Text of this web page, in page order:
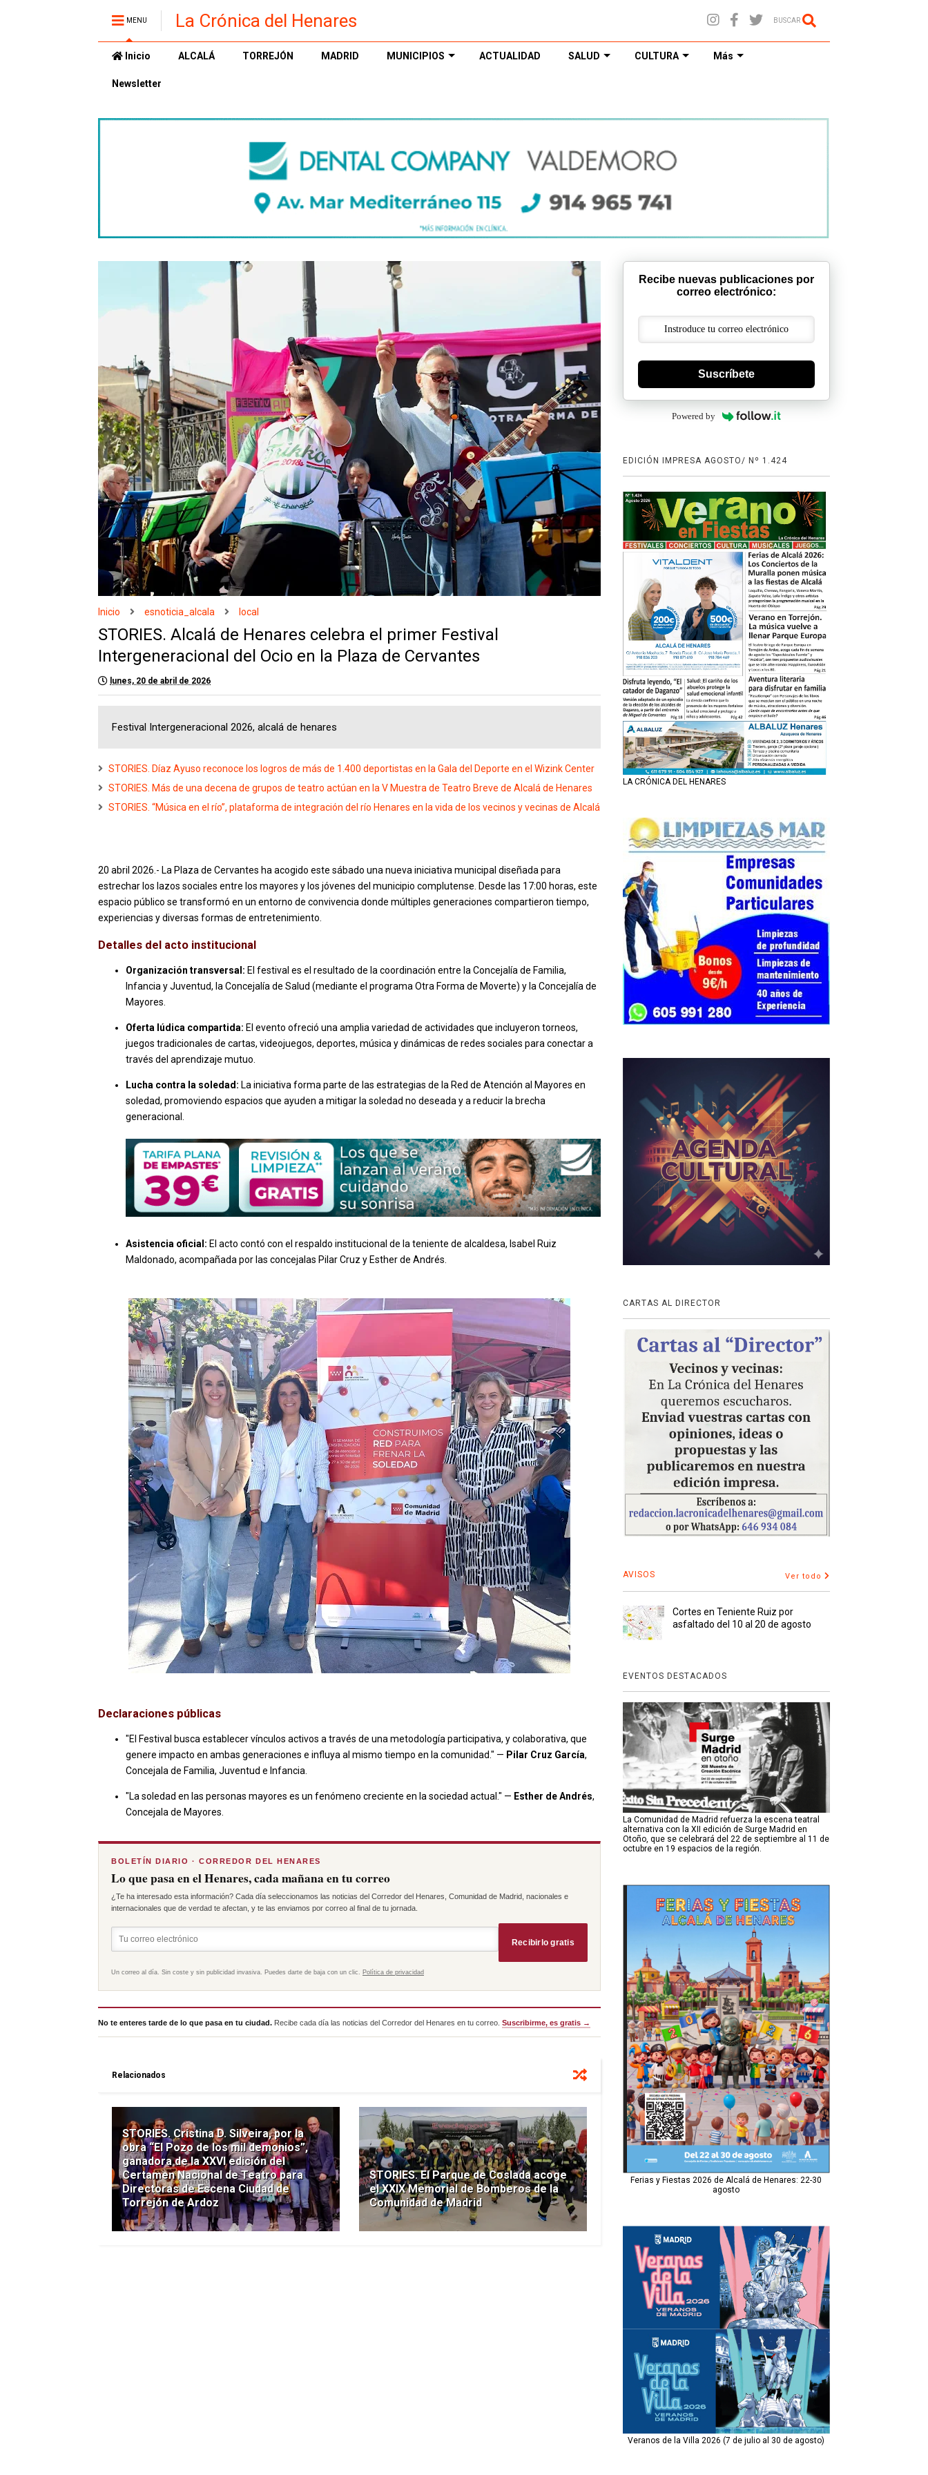
MENU La Crónica del Henares BUSCAR
Inicio ALCALÁ TORREJÓN MADRID MUNICIPIOS ACTUALIDAD SALUD CULTURA Más
Newsletter
Inicio esnoticia_alcala local
STORIES. Alcalá de Henares celebra el primer Festival
Intergeneracional del Ocio en la Plaza de Cervantes
lunes, 20 de abril de 2026
Festival Intergeneracional 2026, alcalá de henares
STORIES. Díaz Ayuso reconoce los logros de más de 1.400 deportistas en la Gala del Deporte en el Wizink Center
STORIES. Más de una decena de grupos de teatro actúan en la V Muestra de Teatro Breve de Alcalá de Henares
STORIES. “Música en el río”, plataforma de integración del río Henares en la vida de los vecinos y vecinas de Alcalá
20 abril 2026.- La Plaza de Cervantes ha acogido este sábado una nueva iniciativa municipal diseñada para
estrechar los lazos sociales entre los mayores y los jóvenes del municipio complutense. Desde las 17:00 horas, este
espacio público se transformó en un entorno de convivencia donde múltiples generaciones compartieron tiempo,
experiencias y diversas formas de entretenimiento.
Detalles del acto institucional
Organización transversal: El festival es el resultado de la coordinación entre la Concejalía de Familia,
Infancia y Juventud, la Concejalía de Salud (mediante el programa Otra Forma de Moverte) y la Concejalía de
Mayores.
Oferta lúdica compartida: El evento ofreció una amplia variedad de actividades que incluyeron torneos,
juegos tradicionales de cartas, videojuegos, deportes, música y dinámicas de redes sociales para conectar a
través del aprendizaje mutuo.
Lucha contra la soledad: La iniciativa forma parte de las estrategias de la Red de Atención al Mayores en
soledad, promoviendo espacios que ayuden a mitigar la soledad no deseada y a reducir la brecha
generacional.
Asistencia oficial: El acto contó con el respaldo institucional de la teniente de alcaldesa, Isabel Ruiz
Maldonado, acompañada por las concejalas Pilar Cruz y Esther de Andrés.
Declaraciones públicas
"El Festival busca establecer vínculos activos a través de una metodología participativa, y colaborativa, que
genere impacto en ambas generaciones e influya al mismo tiempo en la comunidad." — Pilar Cruz García,
Concejala de Familia, Juventud e Infancia.
"La soledad en las personas mayores es un fenómeno creciente en la sociedad actual." — Esther de Andrés,
Concejala de Mayores.
BOLETÍN DIARIO · CORREDOR DEL HENARES
Lo que pasa en el Henares, cada mañana en tu correo
¿Te ha interesado esta información? Cada día seleccionamos las noticias del Corredor del Henares, Comunidad de Madrid, nacionales e
internacionales que de verdad te afectan, y te las enviamos por correo al final de tu jornada.
Recibirlo gratis
Un correo al día. Sin coste y sin publicidad invasiva. Puedes darte de baja con un clic. Política de privacidad
No te enteres tarde de lo que pasa en tu ciudad. Recibe cada día las noticias del Corredor del Henares en tu correo. Suscribirme, es gratis →
Relacionados
STORIES. Cristina D. Silveira, por la
obra “El Pozo de los mil demonios”,
ganadora de la XXVI edición del
Certamen Nacional de Teatro para
Directoras de Escena Ciudad de
Torrejón de Ardoz
STORIES. El Parque de Coslada acoge
el XXIX Memorial de Bomberos de la
Comunidad de Madrid
Recibe nuevas publicaciones por
correo electrónico:
Suscríbete
Powered by
EDICIÓN IMPRESA AGOSTO/ Nº 1.424
LA CRÓNICA DEL HENARES
CARTAS AL DIRECTOR
AVISOS Ver todo
Cortes en Teniente Ruiz por
asfaltado del 10 al 20 de agosto
EVENTOS DESTACADOS
La Comunidad de Madrid refuerza la escena teatral
alternativa con la XII edición de Surge Madrid en
Otoño, que se celebrará del 22 de septiembre al 11 de
octubre en 19 espacios de la región.
Ferias y Fiestas 2026 de Alcalá de Henares: 22-30
agosto
Veranos de la Villa 2026 (7 de julio al 30 de agosto)